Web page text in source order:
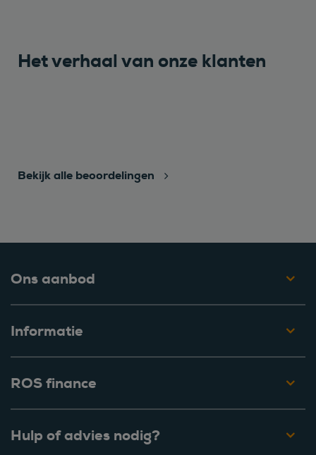
Het verhaal van onze klanten
Bekijk alle beoordelingen
Ons aanbod
Informatie
ROS finance
Hulp of advies nodig?